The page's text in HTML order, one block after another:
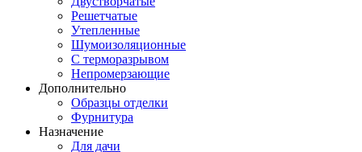
Решетчатые
Утепленные
Шумоизоляционные
С терморазрывом
Непромерзающие
Дополнительно
Образцы отделки
Фурнитура
Назначение
Для дачи